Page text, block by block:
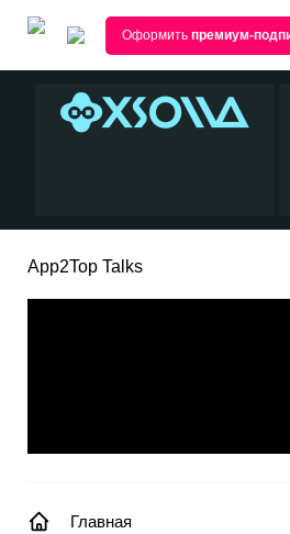
Оформить премиум-
App2Top Talks
Главная